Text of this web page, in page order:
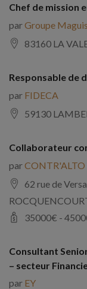
Chef de mission
parGroupe
83160 LA
Responsable de
par FIDECA
59130
Collaborateur
parCONTR'ALTO
62 rue de
35000€ -
Consultant
– secteur
par EY